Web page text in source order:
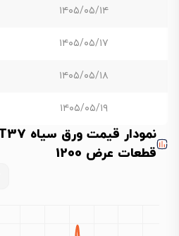
۱۴۰۵/۰۵/۱۴
۱۴۰۵/۰۵/۱۷
۱۴۰۵/۰۵/۱۸
۱۴۰۵/۰۵/۱۹
قطعات عرض 1200